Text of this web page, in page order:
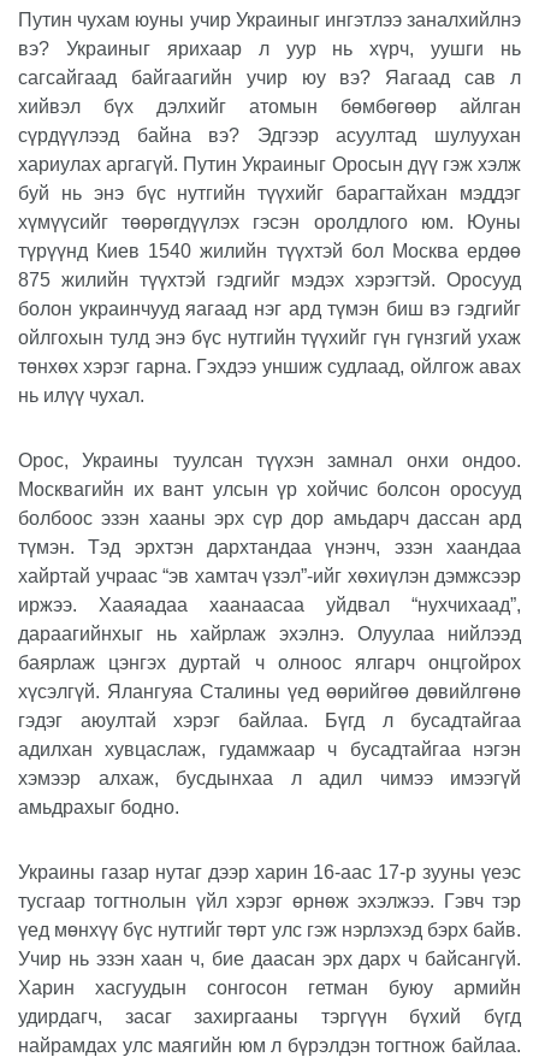
Путин чухам юуны учир Украиныг ингэтлээ заналхийлнэ
вэ? Украиныг ярихаар л уур нь хүрч, уушги нь
сагсайгаад байгаагийн учир юу вэ? Яагаад сав л
хийвэл бүх дэлхийг атомын бөмбөгөөр айлган
сүрдүүлээд байна вэ? Эдгээр асуултад шулуухан
хариулах аргагүй. Путин Украиныг Оросын дүү гэж хэлж
буй нь энэ бүс нутгийн түүхийг барагтайхан мэддэг
хүмүүсийг төөрөгдүүлэх гэсэн оролдлого юм. Юуны
түрүүнд Киев 1540 жилийн түүхтэй бол Москва ердөө
875 жилийн түүхтэй гэдгийг мэдэх хэрэгтэй. Оросууд
болон украинчууд яагаад нэг ард түмэн биш вэ гэдгийг
ойлгохын тулд энэ бүс нутгийн түүхийг гүн гүнзгий ухаж
төнхөх хэрэг гарна. Гэхдээ уншиж судлаад, ойлгож авах
нь илүү чухал.
Орос, Украины туулсан түүхэн замнал онхи ондоо.
Москвагийн их вант улсын үр хойчис болсон оросууд
болбоос эзэн хааны эрх сүр дор амьдарч дассан ард
түмэн. Тэд эрхтэн дархтандаа үнэнч, эзэн хаандаа
хайртай учраас “эв хамтач үзэл”-ийг хөхиүлэн дэмжсээр
иржээ. Хааяадаа хаанаасаа уйдвал “нухчихаад”,
дараагийнхыг нь хайрлаж эхэлнэ. Олуулаа нийлээд
баярлаж цэнгэх дуртай ч олноос ялгарч онцгойрох
хүсэлгүй. Ялангуяа Сталины үед өөрийгөө дөвийлгөнө
гэдэг аюултай хэрэг байлаа. Бүгд л бусадтайгаа
адилхан хувцаслаж, гудамжаар ч бусадтайгаа нэгэн
хэмээр алхаж, бусдынхаа л адил чимээ имээгүй
амьдрахыг бодно.
Украины газар нутаг дээр харин 16-аас 17-р зууны үеэс
тусгаар тогтнолын үйл хэрэг өрнөж эхэлжээ. Гэвч тэр
үед мөнхүү бүс нутгийг төрт улс гэж нэрлэхэд бэрх байв.
Учир нь эзэн хаан ч, бие даасан эрх дарх ч байсангүй.
Харин хасгуудын сонгосон гетман буюу армийн
удирдагч, засаг захиргааны тэргүүн бүхий бүгд
найрамдах улс маягийн юм л бүрэлдэн тогтнож байлаа.